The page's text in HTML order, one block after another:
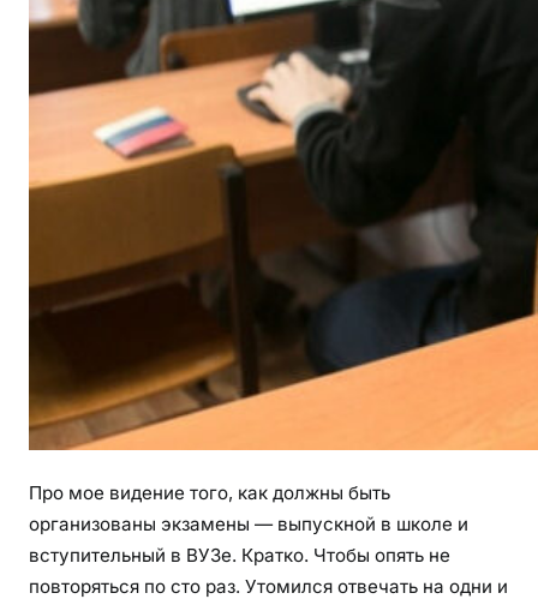
Про мое видение того, как должны быть
организованы экзамены — выпускной в школе и
вступительный в ВУЗе. Кратко. Чтобы опять не
повторяться по сто раз. Утомился отвечать на одни и